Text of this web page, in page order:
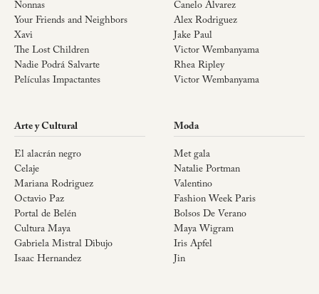
Nonnas
Your Friends and Neighbors
Xavi
The Lost Children
Nadie Podrá Salvarte
Películas Impactantes
Canelo Álvarez
Alex Rodriguez
Jake Paul
Victor Wembanyama
Rhea Ripley
Victor Wembanyama
Arte y Cultural
El alacrán negro
Celaje
Mariana Rodriguez
Octavio Paz
Portal de Belén
Cultura Maya
Gabriela Mistral Dibujo
Isaac Hernandez
Moda
Met gala
Natalie Portman
Valentino
Fashion Week Paris
Bolsos De Verano
Maya Wigram
Iris Apfel
Jin